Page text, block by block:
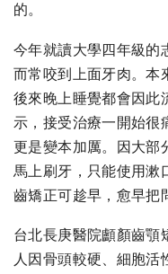
的。
今年就讀大學四年級的
而常咬到上面牙肉。本
後來晚上睡覺都會因此
示，接受治療一開始很
更是變本加厲。因大部
馬上刷牙，只能使用漱
齒矯正可趁早，愈早把
台北長庚醫院顱顏齒顎
人因骨頭較硬、細胞活